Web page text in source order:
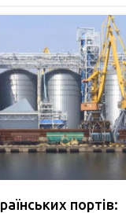
портів: